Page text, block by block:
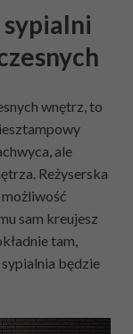
wnętrz, to
ale
Reżyserska
sam kreujesz
tam,
będzie